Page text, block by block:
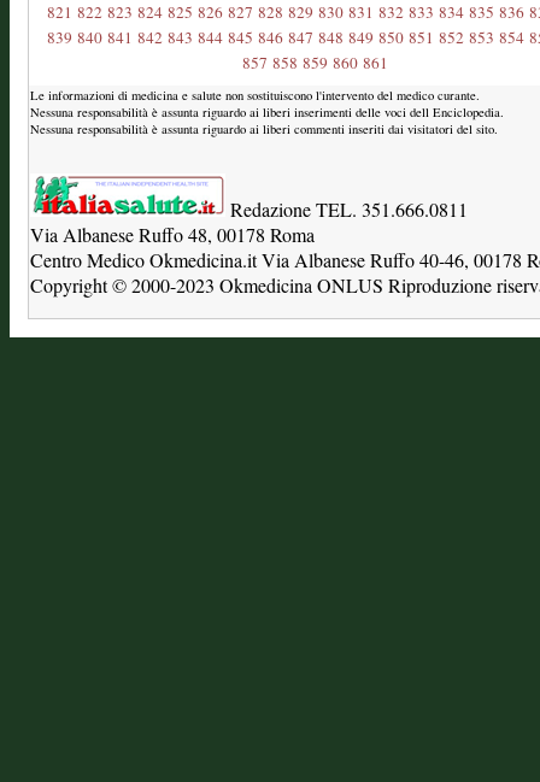
821 822 823 824 825 826 827 828 829 830 831 832 833 834 835 836
839 840 841 842 843 844 845 846 847 848 849 850 851 852 853 854
857 858 859 860 861
Le informazioni di medicina e salute non sostituiscono l'intervento del medico curante.
Nessuna responsabilità è assunta riguardo ai liberi inserimenti delle voci dell Enciclopedia.
Nessuna responsabilità è assunta riguardo ai liberi commenti inseriti dai visitatori del sito.
Redazione TEL. 351.666.0811
Via Albanese Ruffo 48, 00178 Roma
Centro Medico Okmedicina.it Via Albanese Ruffo 40-46, 00178
Copyright © 2000-2023 Okmedicina ONLUS Riproduzione